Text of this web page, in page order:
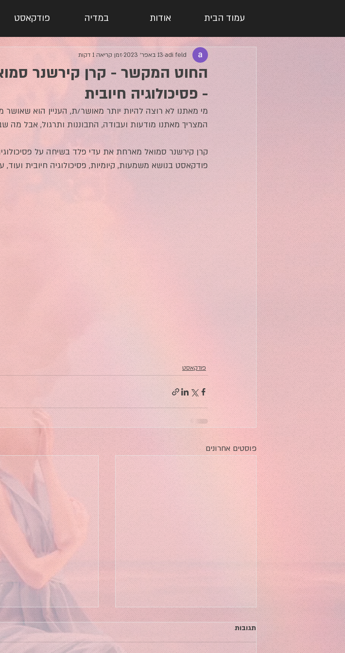
עמוד הבית אודות במדיה פודקאסט
החוט המקשר - קרן קירשנר
- פסיכולוגיה חיובית
adi feld 13 באפר׳ 2023 זמן קריאה 1 דקות
מי מאתנו לא רוצה להיות יותר מאושר/ת, העניין הוא שאושר
המצריך מאתנו מודעות ועבודה, התבוננות ותרגול, אבל
קרן קירשנר סמואל מארחת את עדי פלד בשיחה על
פודקאסט בנושא משמעות, קיומיות, פסיכולוגיה חיובית
פודקאסט
פוסטים אחרונים
להיות שם: עדי פלד ונטלי סמסון
מארחות את סא"ל (מיל') סיגל
פודקאסט ׳מפגשים מהסוג
לרפא את הלב
תגובות